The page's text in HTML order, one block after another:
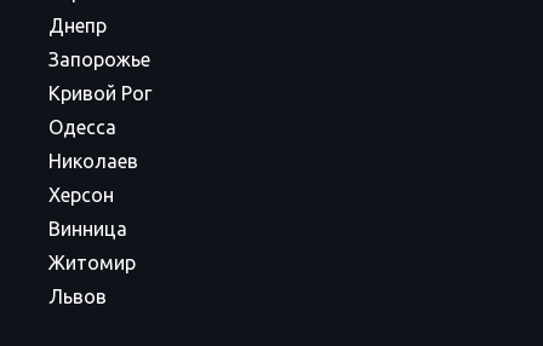
Днепр
Запорожье
Кривой Рог
Одесса
Николаев
Херсон
Винница
Житомир
Львов